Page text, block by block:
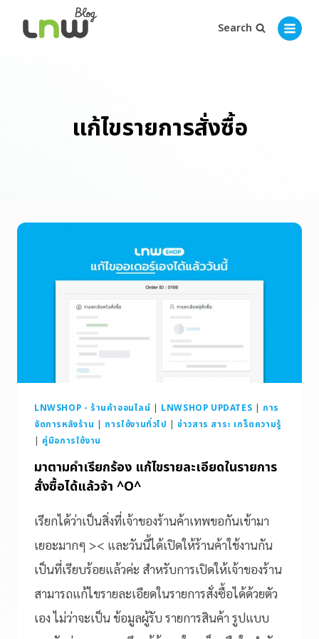
Search
แก้ไขรายการสั่งซื้อ
LNWSHOP - ร้านค้าออนไลน์ | LNWSHOP UPDATES | การ
จัดการหลังร้าน | การใช้งานทั่วไป |ข่าวสาร สาระ เกร็ดความรู้
| คู่มือการใช้งาน
มาตามคำเรียกร้อง แก้ไขรายละเอียดในรายการ
สั่งซื้อได้แล้วจ้า ^O^
เรียกได้ว่าเป็นสิ่งที่เจ้าของร้านค้าเทพขอกันเข้ามา
เยอะมากๆ >< และวันนี้ได้เปิดให้ร้านค้าใช้งานกัน
เป็นที่เรียบร้อยแล้วค่ะ สำหรับการเปิดให้เจ้าของร้าน
สามารถแก้ไขรายละเอียดในรายการสั่งซื้อได้ด้วยตัว
เอง ไม่ว่าจะเป็น ข้อมูลผู้รับ รายการสินค้า รูปแบบ